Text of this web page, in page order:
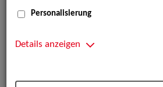
Personalisierung
Details anzeigen